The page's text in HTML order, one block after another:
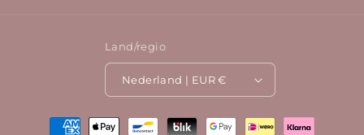
Land/regio
Nederland | EUR €
Betaalmethoden